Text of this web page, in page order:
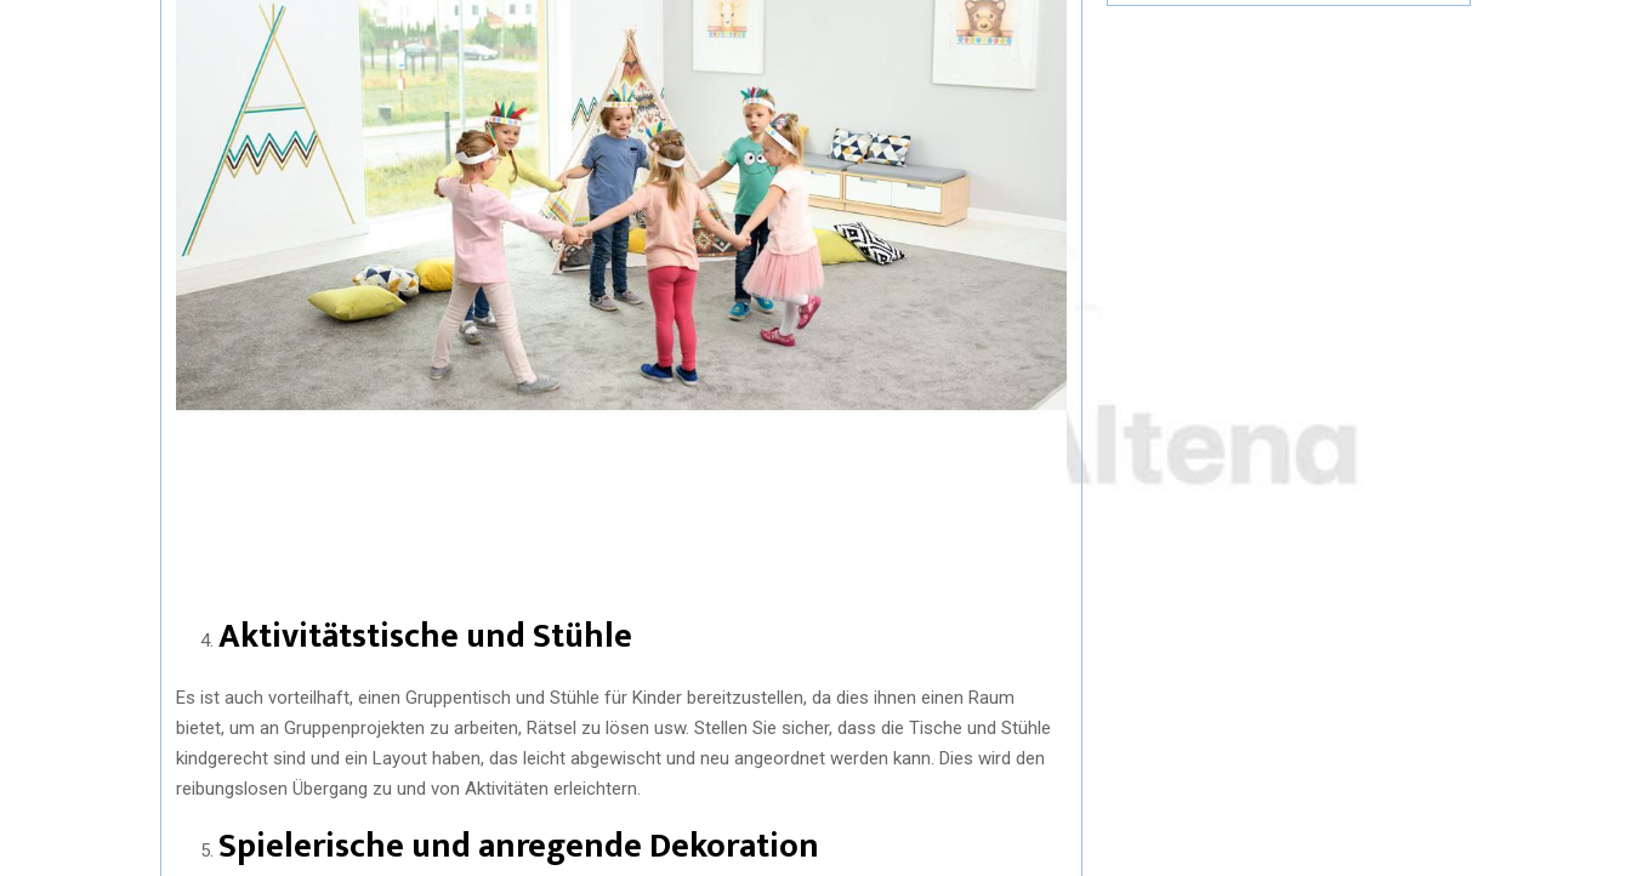
Aktivitätstische und Stühle
Es ist auch vorteilhaft, einen Gruppentisch und Stühle für Kinder bereitzustellen, da dies ihnen einen Raum
bietet, um an Gruppenprojekten zu arbeiten, Rätsel zu lösen usw. Stellen Sie sicher, dass die Tische und Stühle
kindgerecht sind und ein Layout haben, das leicht abgewischt und neu angeordnet werden kann. Dies wird den
reibungslosen Übergang zu und von Aktivitäten erleichtern.
Spielerische und anregende Dekoration